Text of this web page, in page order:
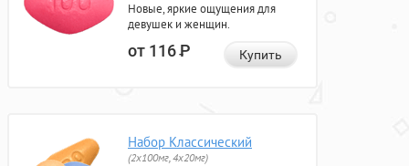
Новые, яркие ощущения для
девушек и женщин.
от 116Р Купить
Набор Классический
(2x100мг, 4x20мг)